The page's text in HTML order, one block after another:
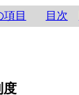
項目 目次